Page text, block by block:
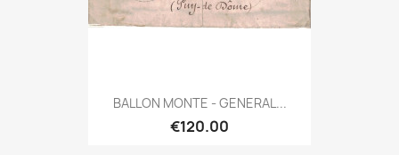
BALLON MONTE - GENERAL...
€120.00